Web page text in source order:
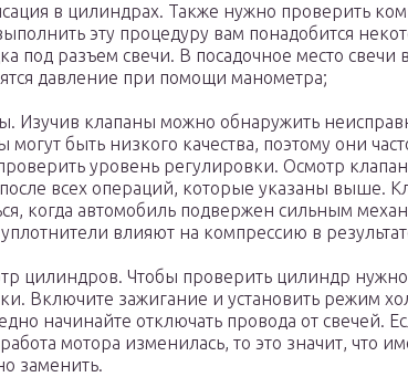
в цилиндрах. Также нужно проверить
эту процедуру вам понадобится
под разъем свечи. В посадочное место свечи
давление при помощи манометра;
Изучив клапаны можно обнаружить
могут быть низкого качества, поэтому они
уровень регулировки. Осмотр
всех операций, которые указаны выше.
когда автомобиль подвержен сильным
влияют на компрессию в
цилиндров. Чтобы проверить цилиндр
Включите зажигание и установить режим
начинайте отключать провода от свечей.
мотора изменилась, то это значит, что
заменить.